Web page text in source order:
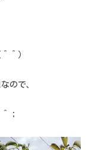
＾）
ので、
；